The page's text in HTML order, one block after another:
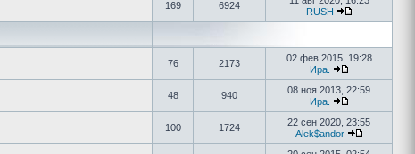
169 6924
RUSH
76 2173
02 фев 2015, 19:28
Ира.
48 940
08 ноя 2013, 22:59
Ира.
100 1724
22 сен 2020, 23:55
Alek$andor